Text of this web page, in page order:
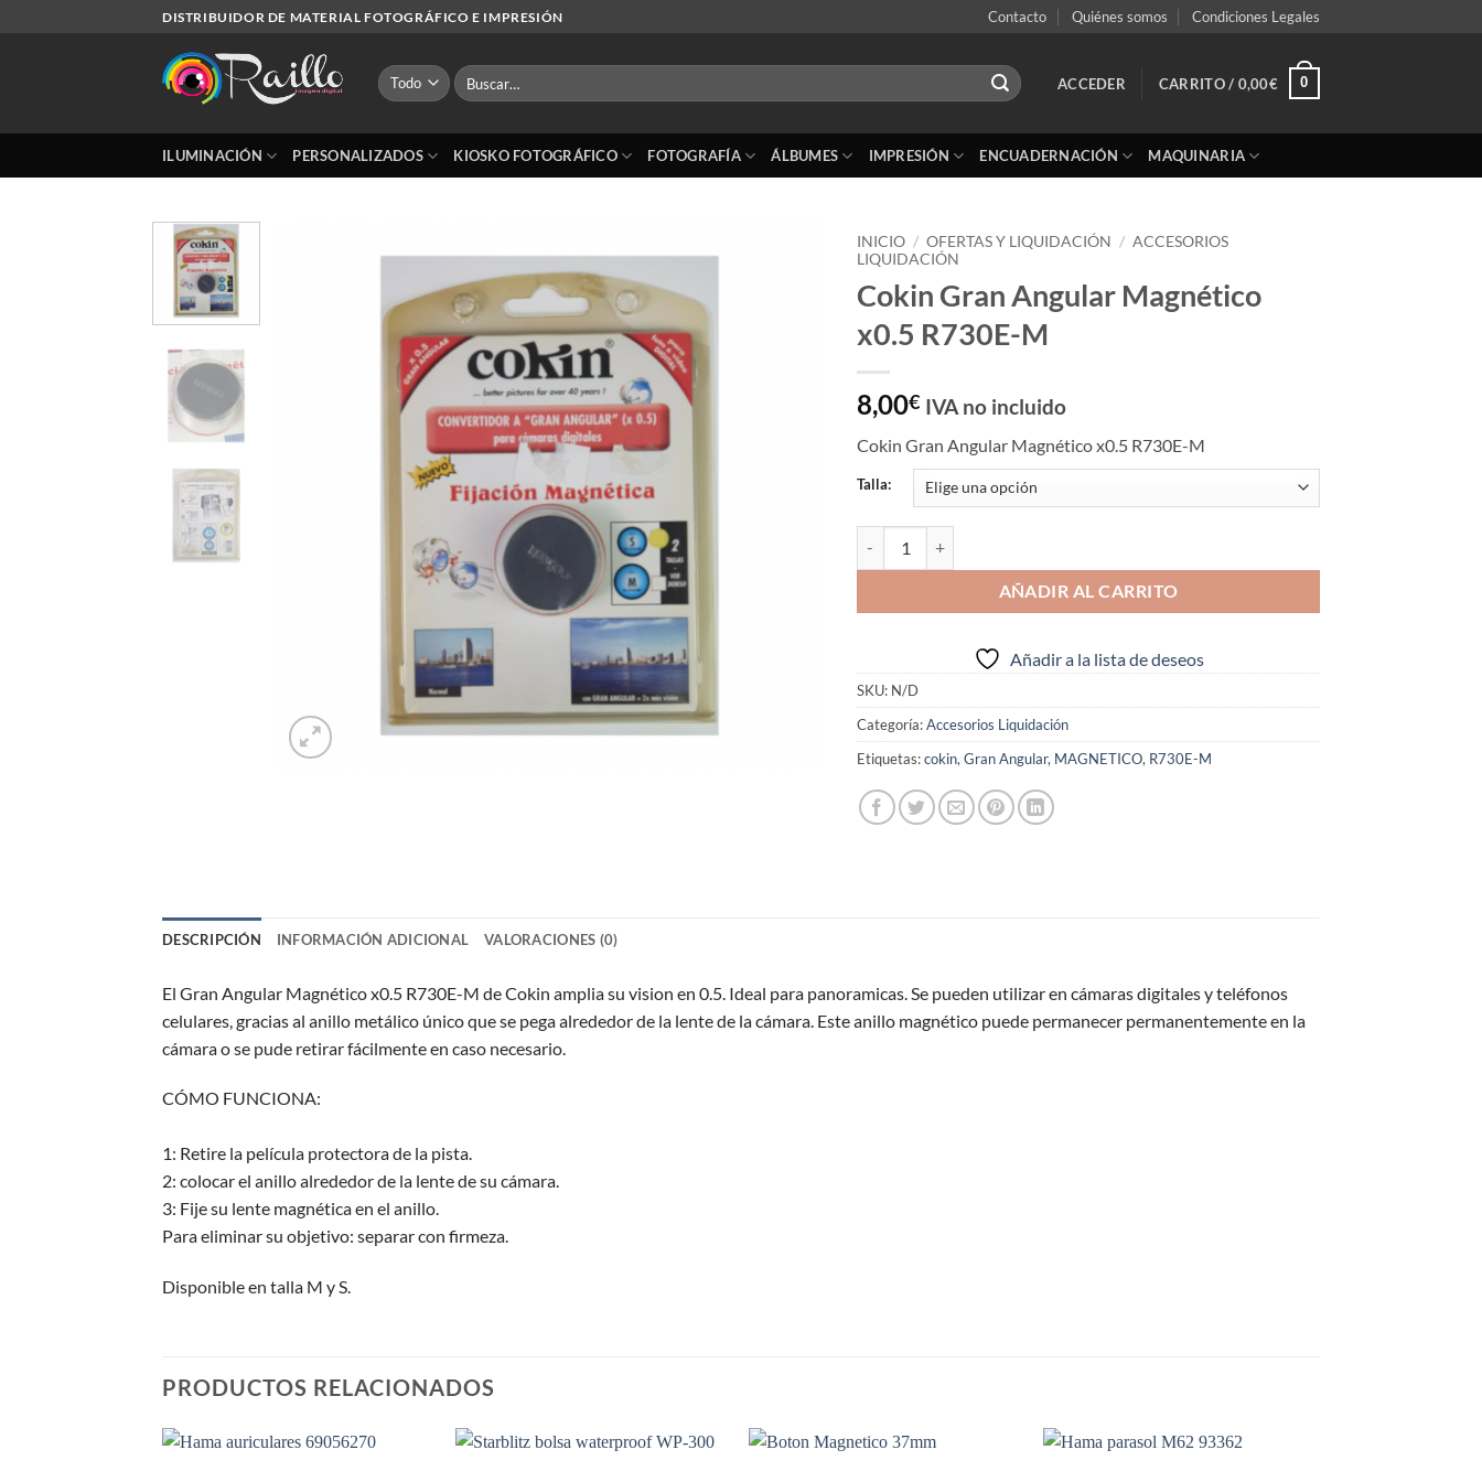
DISTRIBUIDOR DE MATERIAL FOTOGRÁFICO E IMPRESIÓN Contacto Quiénes somos Condiciones Legales
Buscar
por:
ACCEDER CARRITO / 0,00€ 0
ILUMINACIÓN PERSONALIZADOS KIOSKO FOTOGRÁFICO FOTOGRAFÍA ÁLBUMES IMPRESIÓN ENCUADERNACIÓN MAQUINARIA
INICIO / OFERTAS Y LIQUIDACIÓN / ACCESORIOS
LIQUIDACIÓN
Cokin Gran Angular Magnético
x0.5 R730E-M
8,00€ IVA no incluido
Cokin Gran Angular Magnético x0.5 R730E-M
Talla:
AÑADIR AL CARRITO
Añadir a la lista de deseos
SKU: N/D
Categoría:Accesorios Liquidación
Etiquetas:cokin, Gran Angular, MAGNETICO, R730E-M
DESCRIPCIÓN INFORMACIÓN ADICIONAL VALORACIONES (0)
El Gran Angular Magnético x0.5 R730E-M de Cokin amplia su vision en 0.5. Ideal para panoramicas. Se pueden utilizar en cámaras digitales y teléfonos
celulares, gracias al anillo metálico único que se pega alrededor de la lente de la cámara. Este anillo magnético puede permanecer permanentemente en la
cámara o se pude retirar fácilmente en caso necesario.
CÓMO FUNCIONA:
1: Retire la película protectora de la pista.
2: colocar el anillo alrededor de la lente de su cámara.
3: Fije su lente magnética en el anillo.
Para eliminar su objetivo: separar con firmeza.
Disponible en talla M y S.
PRODUCTOS RELACIONADOS